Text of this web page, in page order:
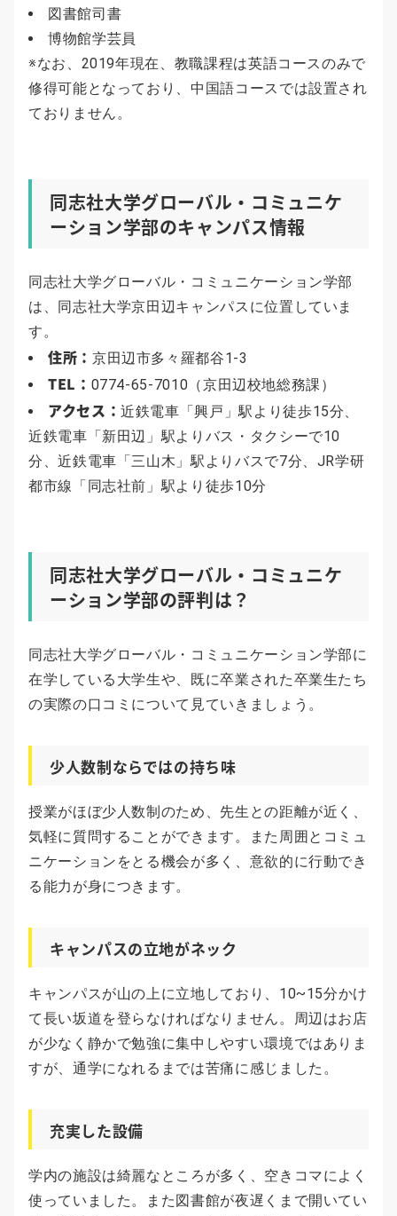
図書館司書
博物館学芸員
※なお、2019年現在、教職課程は英語コースのみで
修得可能となっており、中国語コースでは設置され
ておりません。
同志社大学グローバル・コミュニケ
ーション学部のキャンパス情報
同志社大学グローバル・コミュニケーション学部
は、同志社大学京田辺キャンパスに位置していま
す。
住所： 京田辺市多々羅都谷1-3
TEL： 0774-65-7010（京田辺校地総務課）
アクセス：近鉄電車「興戸」駅より徒歩15分、
近鉄電車「新田辺」駅よりバス・タクシーで10
分、近鉄電車「三山木」駅よりバスで7分、JR学研
都市線「同志社前」駅より徒歩10分
同志社大学グローバル・コミュニケ
ーション学部の評判は？
同志社大学グローバル・コミュニケーション学部に
在学している大学生や、既に卒業された卒業生たち
の実際の口コミについて見ていきましょう。
少人数制ならではの持ち味
授業がほぼ少人数制のため、先生との距離が近く、
気軽に質問することができます。また周囲とコミュ
ニケーションをとる機会が多く、意欲的に行動でき
る能力が身につきます。
キャンパスの立地がネック
キャンパスが山の上に立地しており、10~15分かけ
て長い坂道を登らなければなりません。周辺はお店
が少なく静かで勉強に集中しやすい環境ではありま
すが、通学になれるまでは苦痛に感じました。
充実した設備
学内の施設は綺麗なところが多く、空きコマによく
使っていました。また図書館が夜遅くまで開いてい